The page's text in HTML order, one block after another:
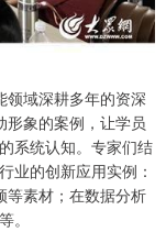
领域深耕多年的资深
形象的案例，让学员
系统认知。专家们结
业的创新应用实例：
等素材；在数据分析
。